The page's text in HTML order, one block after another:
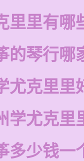
里里有哪
的琴行哪
尤克里里
学尤克里
多少钱一